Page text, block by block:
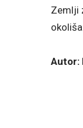
Zemlji
Autor: